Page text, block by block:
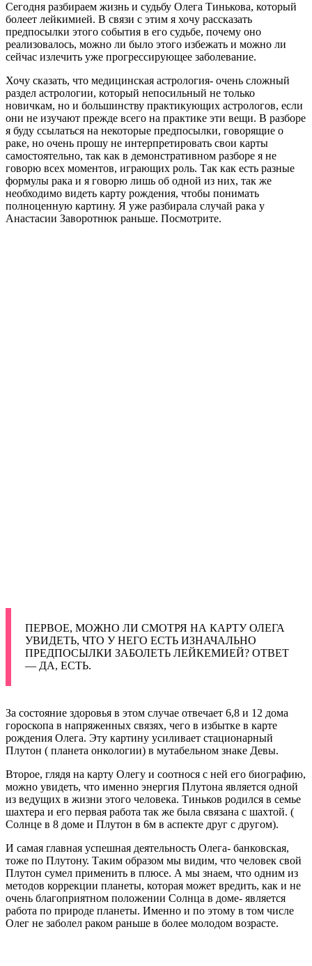
Сегодня разбираем жизнь и судьбу Олега Тинькова, который
болеет лейкимией. В связи с этим я хочу рассказать
предпосылки этого события в его судьбе, почему оно
реализовалось, можно ли было этого избежать и можно ли
сейчас излечить уже прогрессирующее заболевание.
Хочу сказать, что медицинская астрология- очень сложный
раздел астрологии, который непосильный не только
новичкам, но и большинству практикующих астрологов, если
они не изучают прежде всего на практике эти вещи. В разборе
я буду ссылаться на некоторые предпосылки, говорящие о
раке, но очень прошу не интерпретировать свои карты
самостоятельно, так как в демонстративном разборе я не
говорю всех моментов, играющих роль. Так как есть разные
формулы рака и я говорю лишь об одной из них, так же
необходимо видеть карту рождения, чтобы понимать
полноценную картину. Я уже разбирала случай рака у
Анастасии Заворотнюк раньше. Посмотрите.
ПЕРВОЕ, МОЖНО ЛИ СМОТРЯ НА КАРТУ ОЛЕГА
УВИДЕТЬ, ЧТО У НЕГО ЕСТЬ ИЗНАЧАЛЬНО
ПРЕДПОСЫЛКИ ЗАБОЛЕТЬ ЛЕЙКЕМИЕЙ? ОТВЕТ
— ДА, ЕСТЬ.
За состояние здоровья в этом случае отвечает 6,8 и 12 дома
гороскопа в напряженных связях, чего в избытке в карте
рождения Олега. Эту картину усиливает стационарный
Плутон ( планета онкологии) в мутабельном знаке Девы.
Второе, глядя на карту Олегу и соотнося с ней его биографию,
можно увидеть, что именно энергия Плутона является одной
из ведущих в жизни этого человека. Тиньков родился в семье
шахтера и его первая работа так же была связана с шахтой. (
Солнце в 8 доме и Плутон в 6м в аспекте друг с другом).
И самая главная успешная деятельность Олега- банковская,
тоже по Плутону. Таким образом мы видим, что человек свой
Плутон сумел применить в плюсе. А мы знаем, что одним из
методов коррекции планеты, которая может вредить, как и не
очень благоприятном положении Солнца в доме- является
работа по природе планеты. Именно и по этому в том числе
Олег не заболел раком раньше в более молодом возрасте.